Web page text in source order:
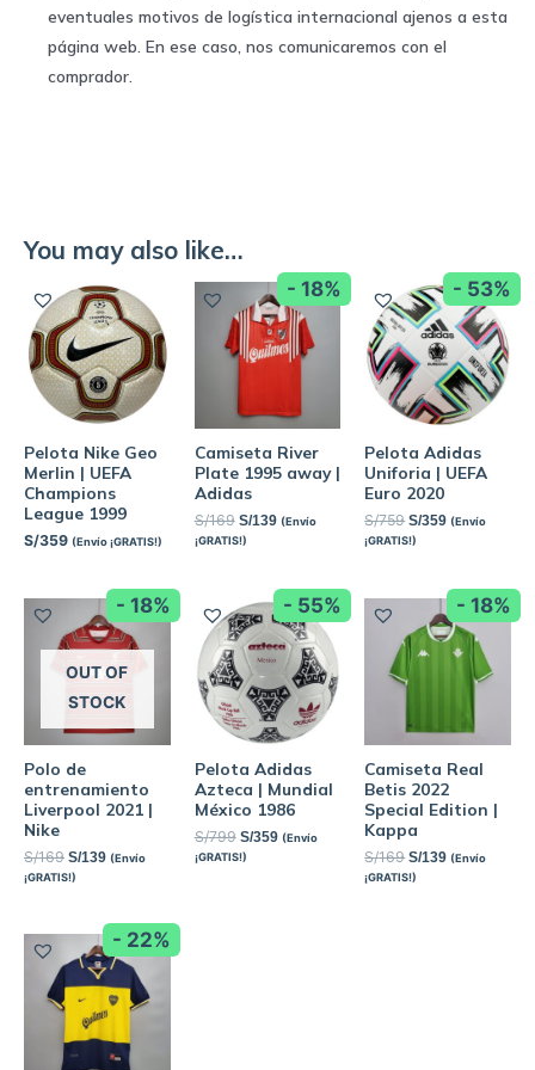
eventuales motivos de logística internacional ajenos a esta
página web. En ese caso, nos comunicaremos con el
comprador.
You may also like…
Pelota Nike Geo
Merlin | UEFA
Champions
League 1999
S/359 (Envío ¡GRATIS!)
- 18%
Camiseta River
Plate 1995 away |
Adidas
S/169 S/139 (Envío
¡GRATIS!)
- 53%
Pelota Adidas
Uniforia | UEFA
Euro 2020
S/759 S/359 (Envío
¡GRATIS!)
- 18%
OUT OF
STOCK
Polo de
entrenamiento
Liverpool 2021 |
Nike
S/169 S/139 (Envío
¡GRATIS!)
- 55%
Pelota Adidas
Azteca | Mundial
México 1986
S/799 S/359 (Envío
¡GRATIS!)
- 18%
Camiseta Real
Betis 2022
Special Edition |
Kappa
S/169 S/139 (Envío
¡GRATIS!)
- 22%